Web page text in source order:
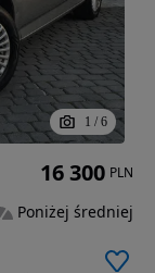
1 / 6
16 300 PLN
Poniżej średniej